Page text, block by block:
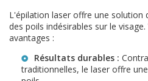
L'épilation laser offre une solution
des poils indésirables sur le
avantages :
Résultats durables :
traditionnelles, le laser offre